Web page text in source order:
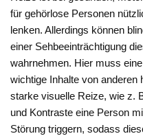
für gehörlose Personen
lenken. Allerdings können
einer Sehbeeinträchtigung
wahrnehmen. Hier muss
wichtige Inhalte von
starke visuelle Reize, wie z.
und Kontraste eine Person
Störung triggern, sodass